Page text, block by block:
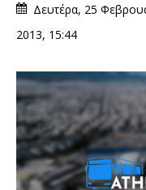
Δευτέρα, 25
2013, 15:44